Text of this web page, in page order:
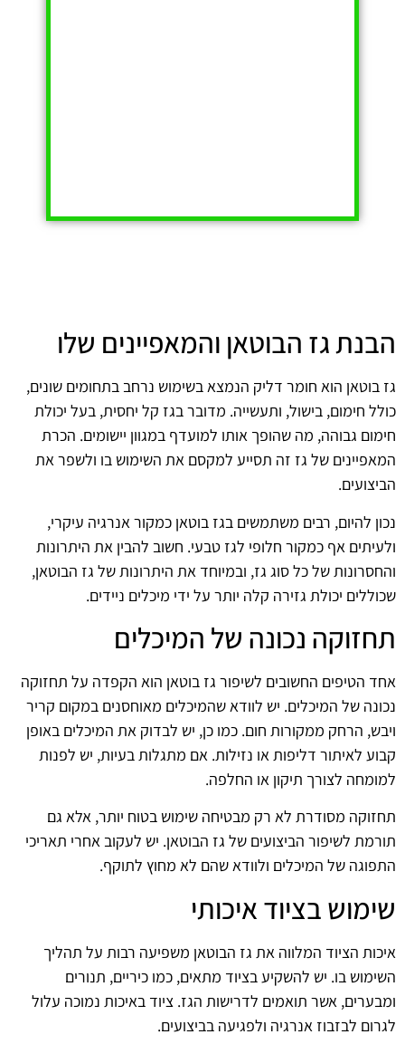
הבנת גז הבוטאן והמאפיינים שלו
גז בוטאן הוא חומר דליק הנמצא בשימוש נרחב בתחומים שונים,
כולל חימום, בישול, ותעשייה. מדובר בגז קל יחסית, בעל יכולת
חימום גבוהה, מה שהופך אותו למועדף במגוון יישומים. הכרת
המאפיינים של גז זה תסייע למקסם את השימוש בו ולשפר את
הביצועים.
נכון להיום, רבים משתמשים בגז בוטאן כמקור אנרגיה עיקרי,
ולעיתים אף כמקור חלופי לגז טבעי. חשוב להבין את היתרונות
והחסרונות של כל סוג גז, ובמיוחד את היתרונות של גז הבוטאן,
שכוללים יכולת גזירה קלה יותר על ידי מיכלים ניידים.
תחזוקה נכונה של המיכלים
אחד הטיפים החשובים לשיפור גז בוטאן הוא הקפדה על תחזוקה
נכונה של המיכלים. יש לוודא שהמיכלים מאוחסנים במקום קריר
ויבש, הרחק ממקורות חום. כמו כן, יש לבדוק את המיכלים באופן
קבוע לאיתור דליפות או נזילות. אם מתגלות בעיות, יש לפנות
למומחה לצורך תיקון או החלפה.
תחזוקה מסודרת לא רק מבטיחה שימוש בטוח יותר, אלא גם
תורמת לשיפור הביצועים של גז הבוטאן. יש לעקוב אחרי תאריכי
התפוגה של המיכלים ולוודא שהם לא מחוץ לתוקף.
שימוש בציוד איכותי
איכות הציוד המלווה את גז הבוטאן משפיעה רבות על תהליך
השימוש בו. יש להשקיע בציוד מתאים, כמו כיריים, תנורים
ומבערים, אשר תואמים לדרישות הגז. ציוד באיכות נמוכה עלול
לגרום לבזבוז אנרגיה ולפגיעה בביצועים.